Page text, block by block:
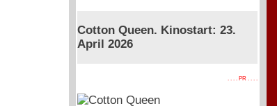
Cotton Queen. Kinostart: 23.
April 2026
. . . . PR . . . .